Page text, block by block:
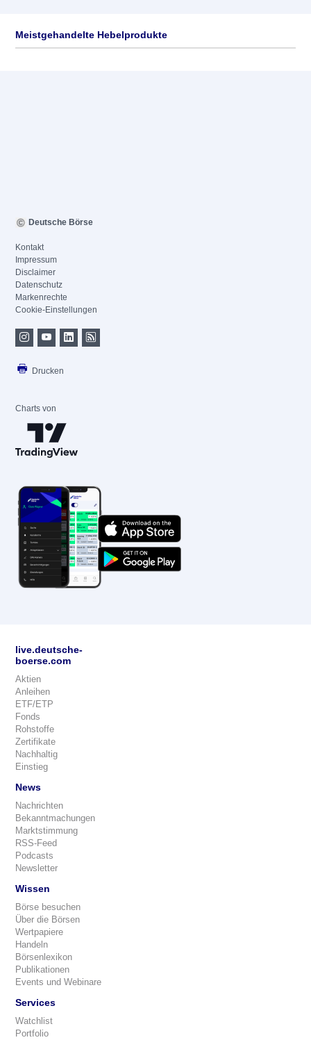
Meistgehandelte Hebelprodukte
Deutsche Börse
Kontakt
Impressum
Disclaimer
Datenschutz
Markenrechte
Cookie-Einstellungen
Drucken
Charts von
live.deutsche-
boerse.com
Aktien
Anleihen
ETF/ETP
Fonds
Rohstoffe
Zertifikate
Nachhaltig
Einstieg
News
Nachrichten
Bekanntmachungen
Marktstimmung
RSS-Feed
Podcasts
Newsletter
Wissen
Börse besuchen
Über die Börsen
Wertpapiere
Handeln
Börsenlexikon
Publikationen
Events und Webinare
Services
Watchlist
Portfolio